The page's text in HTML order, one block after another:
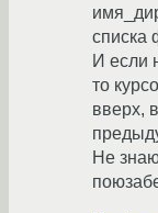
списка
И если
то
вверх,
Не